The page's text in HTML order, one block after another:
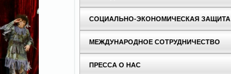
СОЦИАЛЬНО-ЭКОНОМИЧЕСКАЯ ЗАЩИТА
МЕЖДУНАРОДНОЕ СОТРУДНИЧЕСТВО
ПРЕССА О НАС